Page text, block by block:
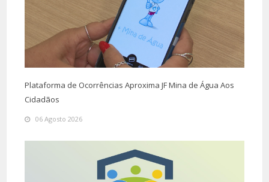
Plataforma de Ocorrências Aproxima JF Mina de Água Aos
Cidadãos
06 Agosto 2026